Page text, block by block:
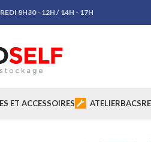
8H30 - 12H / 14H - 17H
ET ACCESSOIRES ATELIERBACS